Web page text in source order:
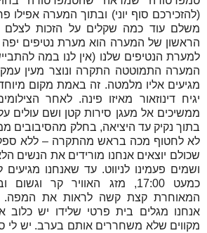
משלם עוד כמה שקלים על הזכות
הראשון של המערה הוא מערת נטיפים יפה
למערת הנטיפים שלנו (אין לנו במה
המערה התמוטטה התקרה ונוצר מעין
מגיעים אליו מלמטה. זה באמת מקום מיוחד
יגיח דינוזאור מאיזו פינה. לאחר
ממשיכים אל מעגן סירות קטן ושם עולים
בתוך נקיק עד היציאה, בחלק מהסיבובים
לא לחטוף מכה בראש מהתקרה – ללא
שכולם יוצאים אנחנו מורידים את הנשים
ושמים פעמינו לניווט. עד שאנחנו
כמעט 17:00, מזג האוויר קר
המאוחרת קצת קשה לראות את המפה.
אנחנו מגלים בית פרטי שלידו יש כלוב
מקווים שלא משחררים אותם בערב. יש לי